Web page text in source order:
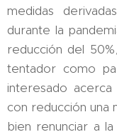
medidas
durante la
reducción del
tentador como
interesado
con reducción una
bien renunciar a